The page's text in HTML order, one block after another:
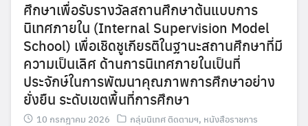
ศึกษาเพื่อรับรางวัลสถานศึกษาต้นแบบการ
นิเทศภายใน (Internal Supervision Model
School) เพื่อเชิดชูเกียรติในฐานะสถานศึกษาที่มี
ความเป็นเลิศ ด้านการนิเทศภายในเป็นที่
ประจักษ์ในการพัฒนาคุณภาพการศึกษาอย่าง
ยั่งยืน ระดับเขตพื้นที่การศึกษา
10 กรกฎาคม 2026 กลุ่มนิเทศ ติดตามฯ, หนังสือราชการ